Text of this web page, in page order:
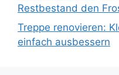
Restbestand den
Treppe renovieren:
einfach ausbessern